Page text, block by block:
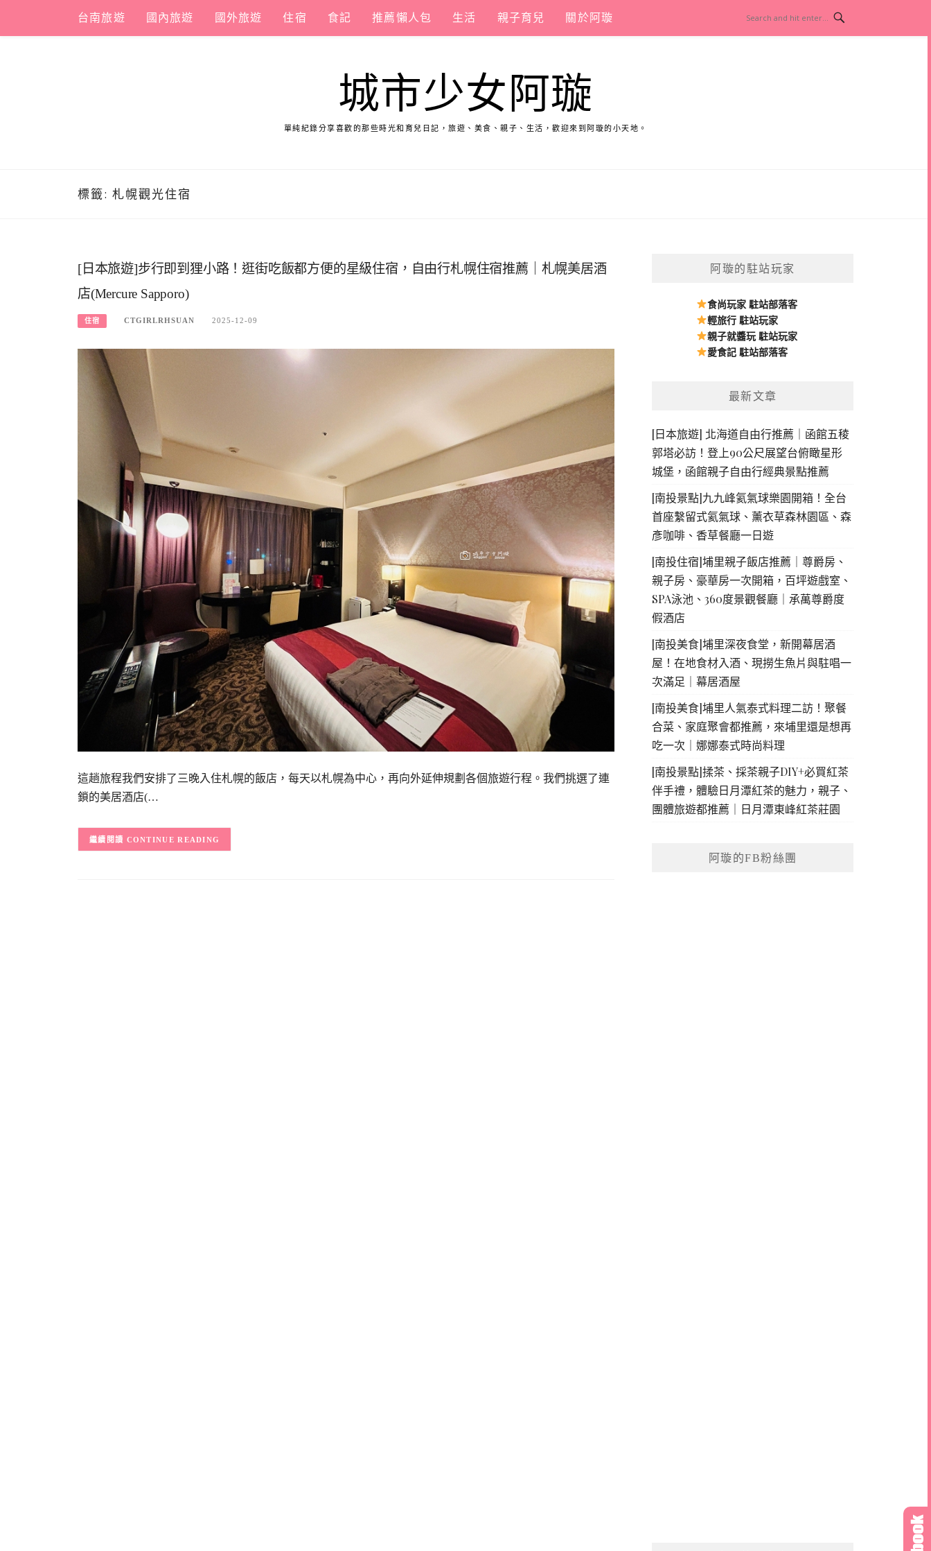
content
台南旅遊 國內旅遊 國外旅遊 住宿 食記 推薦懶人包 生活 親子育兒 關於阿璇
城市少女阿璇
單純紀錄分享喜歡的那些時光和育兒日記，旅遊、美食、親子、生活，歡迎來到阿璇的小天地。
標籤: 札幌觀光住宿
[日本旅遊]步行即到狸小路！逛街吃飯都方便的星級住宿，自由行札幌住宿推薦｜札幌美居酒
店(Mercure Sapporo)
住宿 CTGIRLRHSUAN 2025-12-09
這趟旅程我們安排了三晚入住札幌的飯店，每天以札幌為中心，再向外延伸規劃各個旅遊行程。我們挑選了連
鎖的美居酒店(…
CONTINUE READING
阿璇的駐站玩家
食尚玩家 駐站部落客
輕旅行 駐站玩家
親子就醬玩 駐站玩家
愛食記 駐站部落客
最新文章
[日本旅遊] 北海道自由行推薦｜函館五稜
郭塔必訪！登上90公尺展望台俯瞰星形
城堡，函館親子自由行經典景點推薦
[南投景點]九九峰氦氣球樂園開箱！全台
首座繫留式氦氣球、薰衣草森林園區、森
彥咖啡、香草餐廳一日遊
[南投住宿]埔里親子飯店推薦｜尊爵房、
親子房、豪華房一次開箱，百坪遊戲室、
SPA泳池、360度景觀餐廳｜承萬尊爵度
假酒店
[南投美食]埔里深夜食堂，新開幕居酒
屋！在地食材入酒、現撈生魚片與駐唱一
次滿足｜幕居酒屋
[南投美食]埔里人氣泰式料理二訪！聚餐
合菜、家庭聚會都推薦，來埔里還是想再
吃一次｜娜娜泰式時尚料理
[南投景點]揉茶、採茶親子DIY+必買紅茶
伴手禮，體驗日月潭紅茶的魅力，親子、
團體旅遊都推薦｜日月潭東峰紅茶莊園
阿璇的FB粉絲團